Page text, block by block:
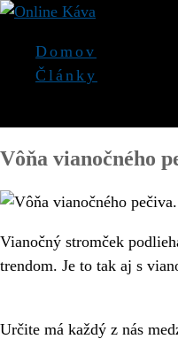
Domov
Články
Vôňa vianočného
Vianočný stromček
trendom. Je to tak aj s
Určite má každý z nás